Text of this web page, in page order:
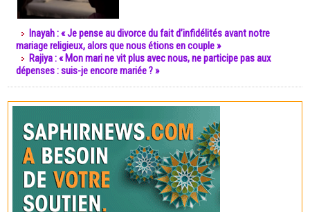
Inayah : « Je pense au divorce du fait d’infidélités avant notre
mariage religieux, alors que nous étions en couple »
Rajiya : « Mon mari ne vit plus avec nous, ne participe pas aux
dépenses : suis-je encore mariée ? »